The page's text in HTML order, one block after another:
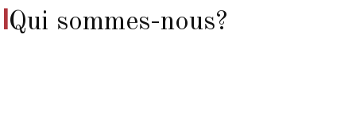
IQui sommes-nous?